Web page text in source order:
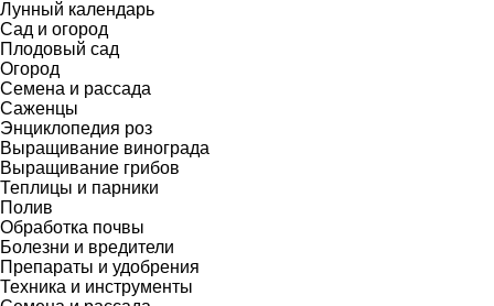
Лунный календарь
Сад и огород
Плодовый сад
Огород
Семена и рассада
Саженцы
Энциклопедия роз
Выращивание винограда
Выращивание грибов
Теплицы и парники
Полив
Обработка почвы
Болезни и вредители
Препараты и удобрения
Техника и инструменты